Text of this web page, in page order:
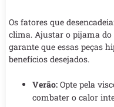
Os fatores que
clima. Ajustar o pijama do
garante que essas peças
benefícios desejados.
Verão: Opte pela
combater o calor